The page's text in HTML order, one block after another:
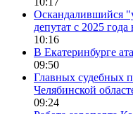
Оскандалившийся
депутат с 2025
10:16
В Екатеринбурге
09:50
Главных судебных
Челябинской
09:24